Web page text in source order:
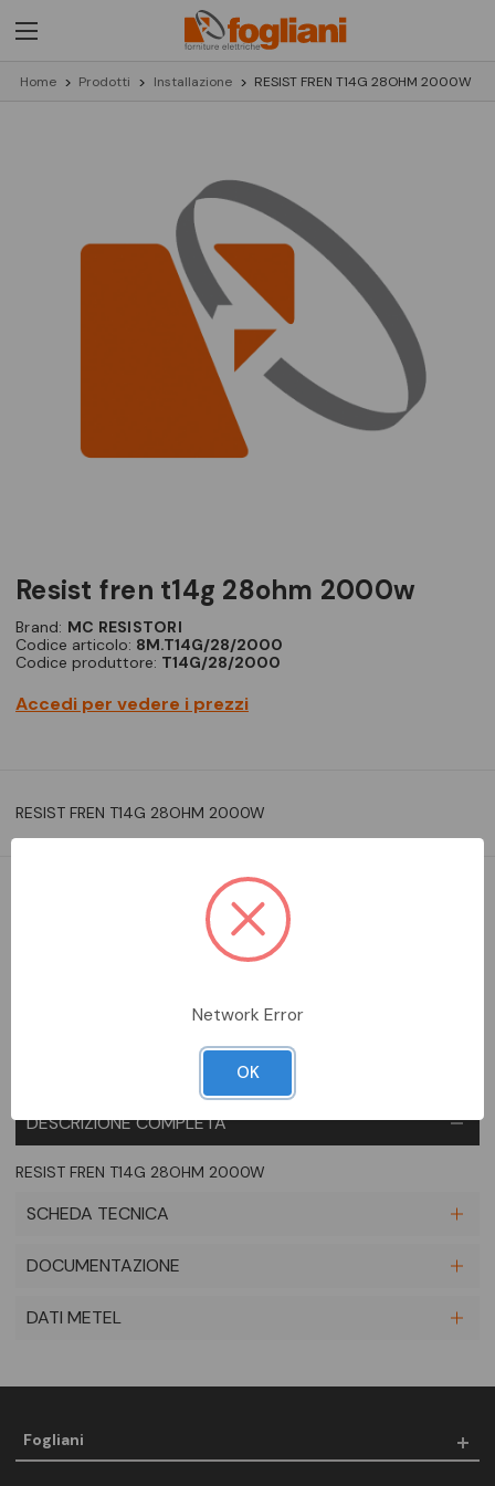
Home Prodotti Installazione RESIST FREN T14G 28OHM 2000W
resist fren t14g 28ohm 2000w
Brand: MC RESISTORI
Codice articolo: 8M.T14G/28/2000
Codice produttore: T14G/28/2000
Accedi per vedere i prezzi
RESIST FREN T14G 28OHM 2000W
DESCRIZIONE COMPLETA
RESIST FREN T14G 28OHM 2000W
SCHEDA TECNICA
DOCUMENTAZIONE
DATI METEL
Fogliani
Network Error
OK